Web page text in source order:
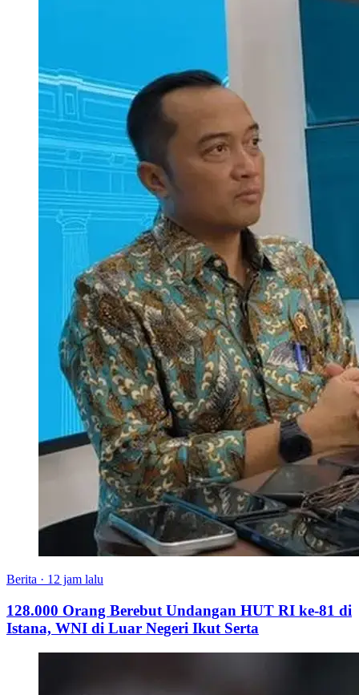
Berita · 12 jam lalu
128.000 Orang Berebut Undangan HUT RI ke-81 di
Istana, WNI di Luar Negeri Ikut Serta